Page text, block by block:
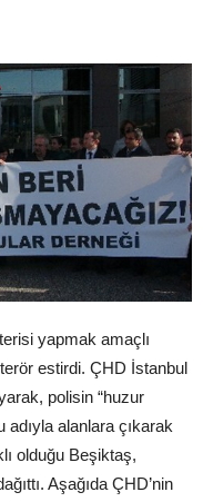
yapmak amaçlı
estirdi. ÇHD İstanbul
polisin “huzur
alanlara çıkarak
olduğu Beşiktaş,
Aşağıda ÇHD’nin